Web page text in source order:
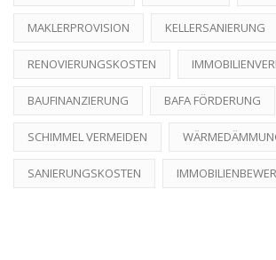
MAKLERPROVISION KELLERSANIERUNG
RENOVIERUNGSKOSTEN
BAUFINANZIERUNG BAFA FÖRDERUNG
SCHIMMEL VERMEIDEN
SANIERUNGSKOSTEN